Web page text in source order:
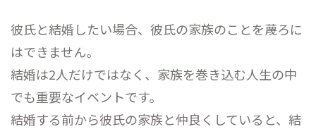
彼氏と結婚したい場合、彼氏の家族のことを蔑ろに
はできません。
結婚は2人だけではなく、家族を巻き込む人生の中
でも重要なイベントです。
結婚する前から彼氏の家族と仲良くしていると、結